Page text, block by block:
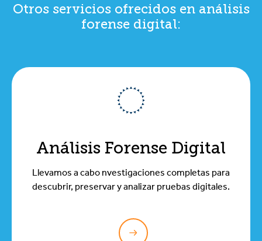
Otros servicios ofrecidos en análisis
forense digital:
Análisis Forense Digital
Llevamos a cabo nvestigaciones completas para
descubrir, preservar y analizar pruebas digitales.